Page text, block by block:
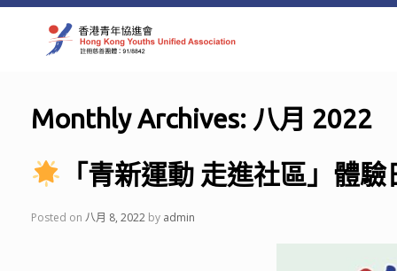
Skip
Monthly Archives: 八月 2022
「青新運動 走進社區」體驗
Posted on 八月 8, 2022 by admin